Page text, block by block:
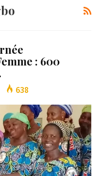
: 600
638